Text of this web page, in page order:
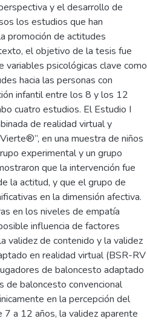
y el desarrollo de
los estudios que han
promoción de actitudes
el objetivo de la tesis fue
variables psicológicas clave como
hacia las personas con
infantil entre los 8 y los 12
cuatro estudios. El Estudio I
de realidad virtual y
en una muestra de niños
experimental y un grupo
que la intervención fue
la actitud, y que el grupo de
en la dimensión afectiva.
en los niveles de empatía
influencia de factores
validez de contenido y la validez
en realidad virtual (BSR-RV
de baloncesto adaptado
de baloncesto convencional
en la percepción del
a 12 años, la validez aparente